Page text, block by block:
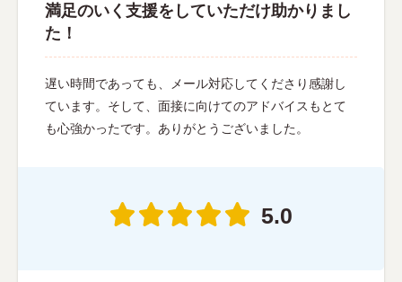
満足のいく支援をしていただけ助かりまし
た！
遅い時間であっても、メール対応してくださり感謝し
ています。そして、面接に向けてのアドバイスもとて
も心強かったです。ありがとうございました。
5.0